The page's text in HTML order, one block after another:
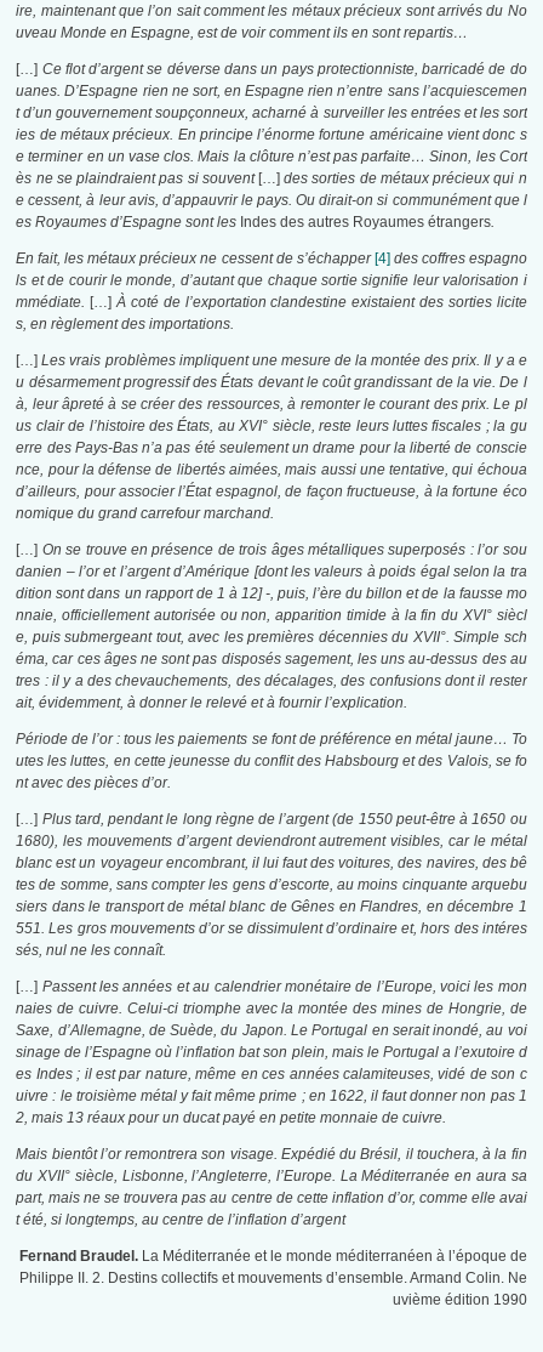
ire, maintenant que l’on sait comment les métaux précieux sont arrivés du No
uveau Monde en Espagne, est de voir comment ils en sont repartis…
[…] Ce flot d’argent se déverse dans un pays protectionniste, barricadé de do
uanes. D’Espagne rien ne sort, en Espagne rien n’entre sans l’acquiescemen
t d’un gouvernement soupçonneux, acharné à surveiller les entrées et les sort
ies de métaux précieux. En principe l’énorme fortune américaine vient donc s
e terminer en un vase clos. Mais la clôture n’est pas parfaite… Sinon, les Cort
ès ne se plaindraient pas si souvent […]des sorties de métaux précieux qui n
e cessent, à leur avis, d’appauvrir le pays. Ou dirait-on si communément que l
es Royaumes d’Espagne sont les Indes des autres Royaumes étrangers.
En fait, les métaux précieux ne cessent de s’échapper [4] des coffres espagno
ls et de courir le monde, d’autant que chaque sortie signifie leur valorisation i
mmédiate. […]À coté de l’exportation clandestine existaient des sorties licite
s, en règlement des importations.
[…]Les vrais problèmes impliquent une mesure de la montée des prix. Il y a e
u désarmement progressif des États devant le coût grandissant de la vie. De l
à, leur âpreté à se créer des ressources, à remonter le courant des prix. Le pl
us clair de l’histoire des États, au XVI° siècle, reste leurs luttes fiscales ; la gu
erre des Pays-Bas n’a pas été seulement un drame pour la liberté de conscie
nce, pour la défense de libertés aimées, mais aussi une tentative, qui échoua
d’ailleurs, pour associer l’État espagnol, de façon fructueuse, à la fortune éco
nomique du grand carrefour marchand.
[…] On se trouve en présence de trois âges métalliques superposés : l’or sou
danien – l’or et l’argent d’Amérique [dont les valeurs à poids égal selon la tra
dition sont dans un rapport de 1 à 12] -, puis, l’ère du billon et de la fausse mo
nnaie, officiellement autorisée ou non, apparition timide à la fin du XVI° siècl
e, puis submergeant tout, avec les premières décennies du XVII°. Simple sch
éma, car ces âges ne sont pas disposés sagement, les uns au-dessus des au
tres : il y a des chevauchements, des décalages, des confusions dont il rester
ait, évidemment, à donner le relevé et à fournir l’explication.
Période de l’or : tous les paiements se font de préférence en métal jaune… To
utes les luttes, en cette jeunesse du conflit des Habsbourg et des Valois, se fo
nt avec des pièces d’or.
[…] Plus tard, pendant le long règne de l’argent (de 1550 peut-être à 1650 ou
1680), les mouvements d’argent deviendront autrement visibles, car le métal
blanc est un voyageur encombrant, il lui faut des voitures, des navires, des bê
tes de somme, sans compter les gens d’escorte, au moins cinquante arquebu
siers dans le transport de métal blanc de Gênes en Flandres, en décembre 1
551. Les gros mouvements d’or se dissimulent d’ordinaire et, hors des intéres
sés, nul ne les connaît.
[…] Passent les années et au calendrier monétaire de l’Europe, voici les mon
naies de cuivre. Celui-ci triomphe avec la montée des mines de Hongrie, de
Saxe, d’Allemagne, de Suède, du Japon. Le Portugal en serait inondé, au voi
sinage de l’Espagne où l’inflation bat son plein, mais le Portugal a l’exutoire d
es Indes ; il est par nature, même en ces années calamiteuses, vidé de son c
uivre : le troisième métal y fait même prime ; en 1622, il faut donner non pas 1
2, mais 13 réaux pour un ducat payé en petite monnaie de cuivre.
Mais bientôt l’or remontrera son visage. Expédié du Brésil, il touchera, à la fin
du XVII° siècle, Lisbonne, l’Angleterre, l’Europe. La Méditerranée en aura sa
part, mais ne se trouvera pas au centre de cette inflation d’or, comme elle avai
t été, si longtemps, au centre de l’inflation d’argent
Fernand Braudel.La Méditerranée et le monde méditerranéen à l’époque de
Philippe II. 2. Destins collectifs et mouvements d’ensemble. Armand Colin. Ne
uvième édition 1990